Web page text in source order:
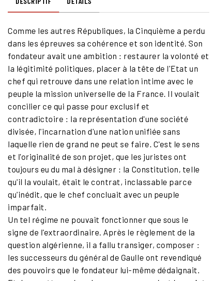
Comme les autres Républiques, la Cinquième a perdu
dans les épreuves sa cohérence et son identité. Son
fondateur avait une ambition : restaurer la volonté et
la légitimité politiques, placer à la tête de l'Etat un
chef qui retrouve dans une relation intime avec le
peuple la mission universelle de la France. Il voulait
concilier ce qui passe pour exclusif et
contradictoire : la représentation d'une société
divisée, l'incarnation d'une nation unifiée sans
laquelle rien de grand ne peut se faire. C'est le sens
et l'originalité de son projet, que les juristes ont
toujours eu du mal à désigner : la Constitution, telle
qu'il la voulait, était le contrat, inclassable parce
qu'inédit, que le chef concluait avec un peuple
imparfait.
Un tel régime ne pouvait fonctionner que sous le
signe de l'extraordinaire. Après le règlement de la
question algérienne, il a fallu transiger, composer :
les successeurs du général de Gaulle ont revendiqué
des pouvoirs que le fondateur lui-même dédaignait.